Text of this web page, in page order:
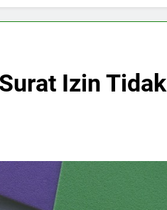
Izin Tidak